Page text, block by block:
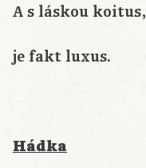
A s láskou koitus,
je fakt luxus.
Hádka